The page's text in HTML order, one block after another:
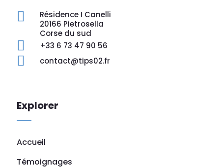

Résidence I Canelli
20166 Pietrosella
Corse du sud
 +33 6 73 47 90 56
 contact@tips02.fr
Explorer
Accueil
Témoignages